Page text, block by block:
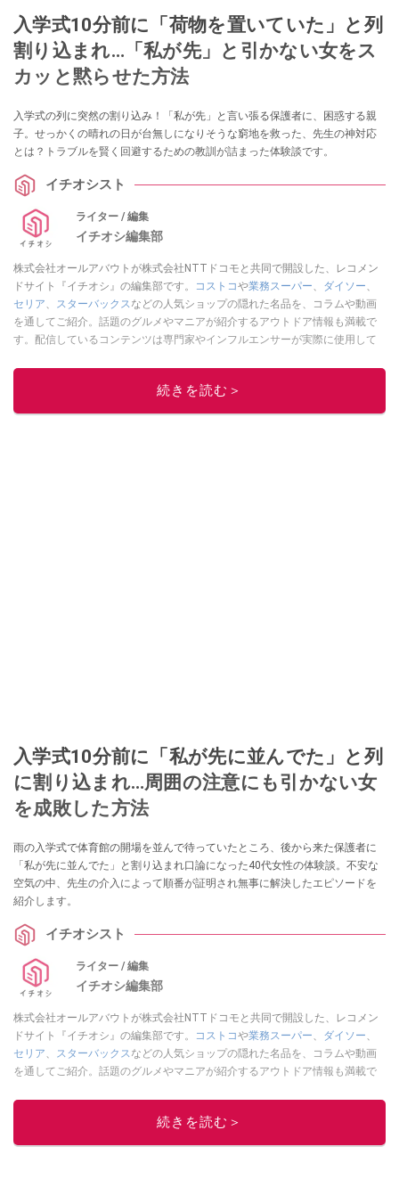
入学式10分前に「荷物を置いていた」と列
割り込まれ…「私が先」と引かない女をス
カッと黙らせた方法
入学式の列に突然の割り込み！「私が先」と言い張る保護者に、困惑する親
子。せっかくの晴れの日が台無しになりそうな窮地を救った、先生の神対応
とは？トラブルを賢く回避するための教訓が詰まった体験談です。
イチオシスト
ライター / 編集
イチオシ編集部
株式会社オールアバウトが株式会社NTTドコモと共同で開設した、レコメン
ドサイト『イチオシ』の編集部です。
コストコや業務スーパー ダイソー
セリア
スターバックス などの人気ショップの隠れた名品を、コラムや動画
を通してご紹介。話題のグルメやマニアが紹介するアウトドア情報も満載で
す。配信しているコンテンツは専門家やインフルエンサーが実際に使用して
ニュースでフォロー
続きを読む＞
入学式10分前に「私が先に並んでた」と列
に割り込まれ…周囲の注意にも引かない女
を成敗した方法
雨の入学式で体育館の開場を並んで待っていたところ、後から来た保護者に
「私が先に並んでた」と割り込まれ口論になった40代女性の体験談。不安な
空気の中、先生の介入によって順番が証明され無事に解決したエピソードを
紹介します。
イチオシスト
ライター / 編集
イチオシ編集部
株式会社オールアバウトが株式会社NTTドコモと共同で開設した、レコメン
ドサイト『イチオシ』の編集部です。
コストコや業務スーパー ダイソー
セリア
スターバックス などの人気ショップの隠れた名品を、コラムや動画
を通してご紹介。話題のグルメやマニアが紹介するアウトドア情報も満載で
レビューしています。毎日トレンド情報をお届けしているので、ぜひ
してください！続きを読む＞